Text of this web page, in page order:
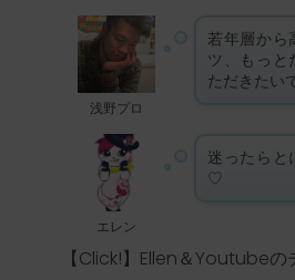
浅野プロ
若年層から
ツ、もっと
ただきたい
エレン
迷ったらと
♡
【Click!】Ellen＆Youtube